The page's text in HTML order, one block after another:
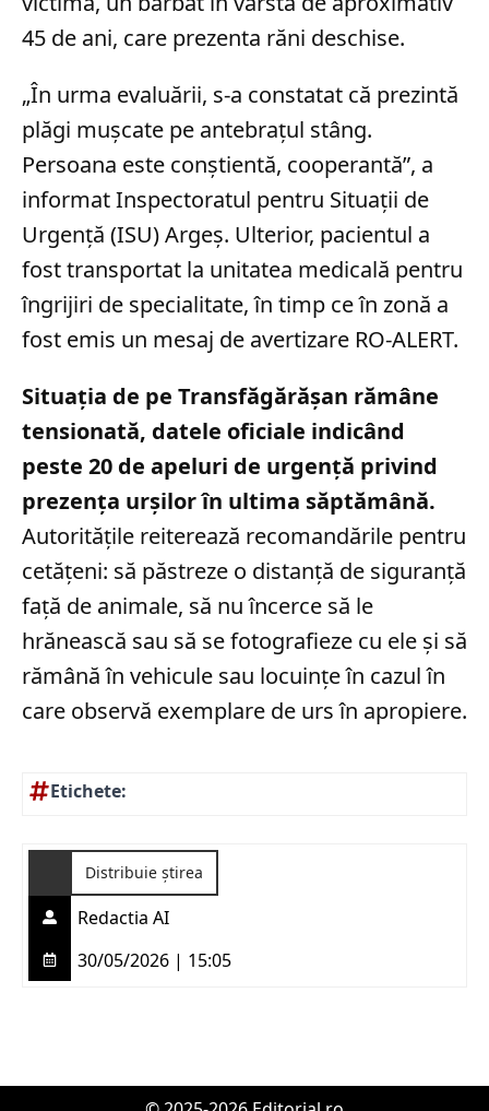
45 de ani, care prezenta răni deschise.
„În urma evaluării, s-a constatat că prezintă
plăgi mușcate pe antebrațul stâng.
Persoana este conștientă, cooperantă”, a
informat Inspectoratul pentru Situații de
Urgență (ISU) Argeș. Ulterior, pacientul a
fost transportat la unitatea medicală pentru
îngrijiri de specialitate, în timp ce în zonă a
fost emis un mesaj de avertizare RO-ALERT.
Situația de pe Transfăgărășan rămâne
tensionată, datele oficiale indicând
peste 20 de apeluri de urgență privind
prezența urșilor în ultima săptămână.
Autoritățile reiterează recomandările pentru
cetățeni: să păstreze o distanță de siguranță
față de animale, să nu încerce să le
hrănească sau să se fotografieze cu ele și să
rămână în vehicule sau locuințe în cazul în
care observă exemplare de urs în apropiere.
Etichete:
Distribuie știrea
Redactia AI
30/05/2026 | 15:05